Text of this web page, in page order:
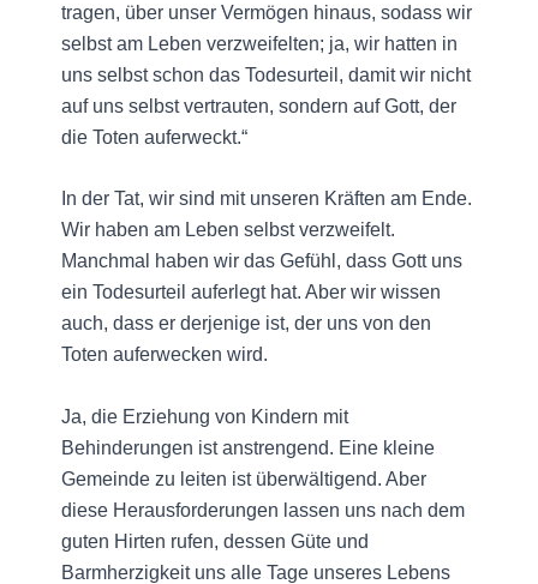
tragen, über unser Vermögen hinaus, sodass wir
selbst am Leben verzweifelten; ja, wir hatten in
uns selbst schon das Todesurteil, damit wir nicht
auf uns selbst vertrauten, sondern auf Gott, der
die Toten auferweckt.“
In der Tat, wir sind mit unseren Kräften am Ende.
Wir haben am Leben selbst verzweifelt.
Manchmal haben wir das Gefühl, dass Gott uns
ein Todesurteil auferlegt hat. Aber wir wissen
auch, dass er derjenige ist, der uns von den
Toten auferwecken wird.
Ja, die Erziehung von Kindern mit
Behinderungen ist anstrengend. Eine kleine
Gemeinde zu leiten ist überwältigend. Aber
diese Herausforderungen lassen uns nach dem
guten Hirten rufen, dessen Güte und
Barmherzigkeit uns alle Tage unseres Lebens